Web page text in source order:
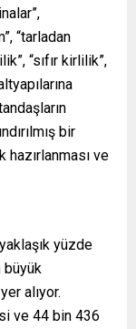
“tarladan
“sıfır kirlilik”,
bir
ve
yüzde
büyük
alıyor.
ve 44 bin 436